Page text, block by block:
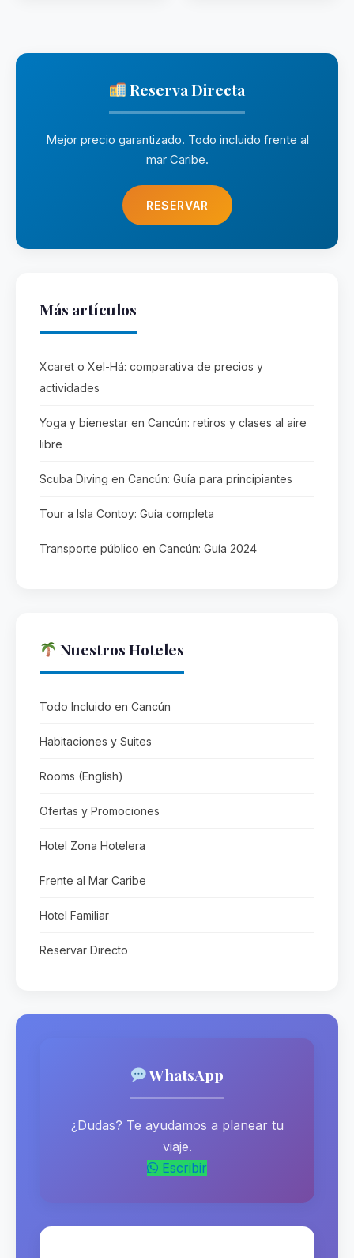
Reserva Directa
Mejor precio garantizado. Todo incluido frente al
mar Caribe.
RESERVAR
Más artículos
Xcaret o Xel-Há: comparativa de precios y
actividades
Yoga y bienestar en Cancún: retiros y clases al aire
libre
Scuba Diving en Cancún: Guía para principiantes
Tour a Isla Contoy: Guía completa
Transporte público en Cancún: Guía 2024
Nuestros Hoteles
Todo Incluido en Cancún
Habitaciones y Suites
Rooms (English)
Ofertas y Promociones
Hotel Zona Hotelera
Frente al Mar Caribe
Hotel Familiar
Reservar Directo
WhatsApp
¿Dudas? Te ayudamos a planear tu
viaje.
Escribir